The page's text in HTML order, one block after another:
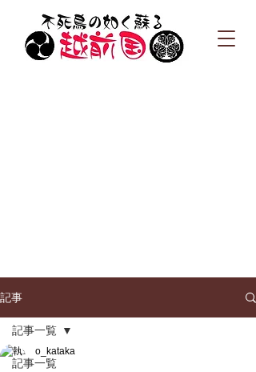
記事
記事一覧
記事一覧
o_kataka